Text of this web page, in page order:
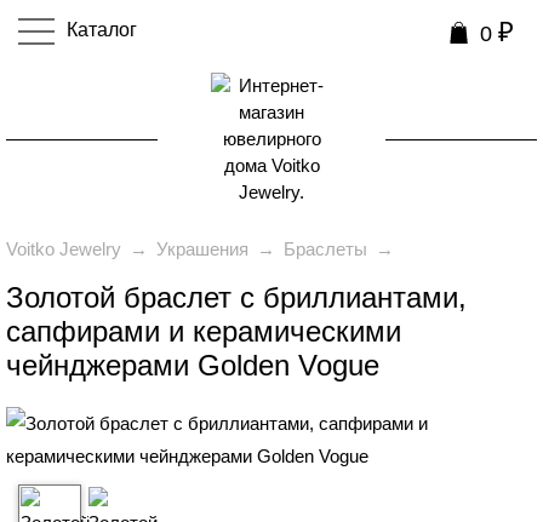
Каталог 0 ₽
Voitko Jewelry → Украшения → Браслеты →
Золотой браслет с бриллиантами,
сапфирами и керамическими
чейнджерами Golden Vogue